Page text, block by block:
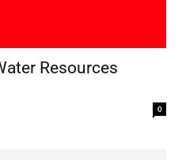
Resources
0